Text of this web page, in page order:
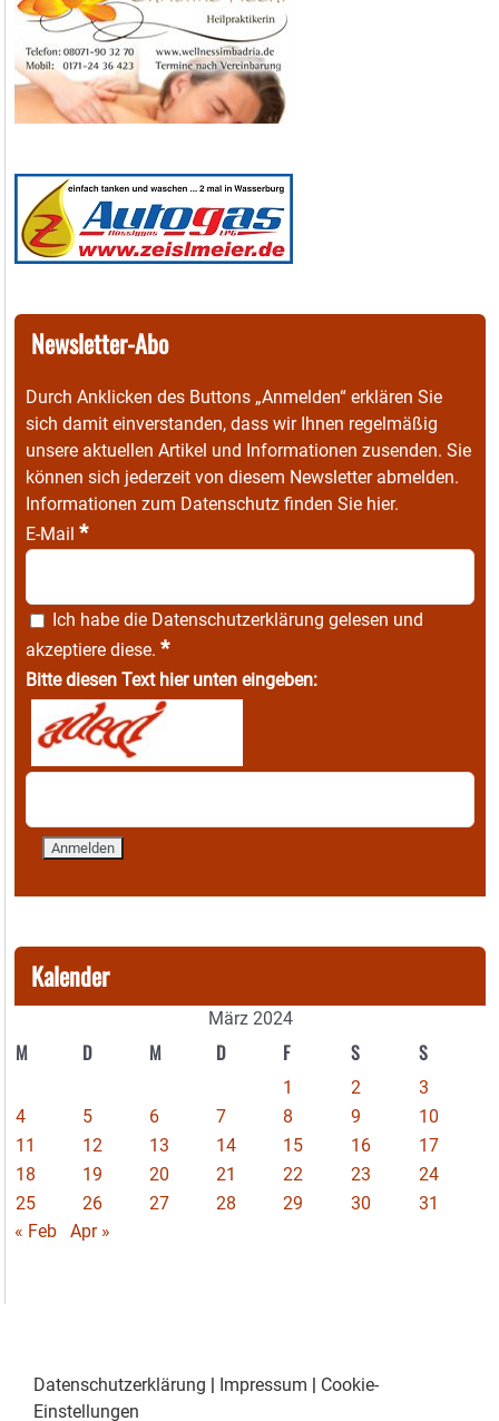
Newsletter-Abo
Durch Anklicken des Buttons „Anmelden“ erklären Sie
sich damit einverstanden, dass wir Ihnen regelmäßig
unsere aktuellen Artikel und Informationen zusenden. Sie
können sich jederzeit von diesem Newsletter abmelden.
Informationen zum Datenschutz finden Sie hier.
E-Mail *
Ich habe die Datenschutzerklärung gelesen und
akzeptiere diese. *
Bitte diesen Text hier unten eingeben:
Kalender
März 2024
M D M D F S S
1 2
3
4
5 6 7 8 9
10
11
12 13 14 15 16
17
18
19 20 21 22 23
24
25
26 27 28 29 30
31
« Feb
Apr »
Datenschutzerklärung | Impressum | Cookie-
Einstellungen